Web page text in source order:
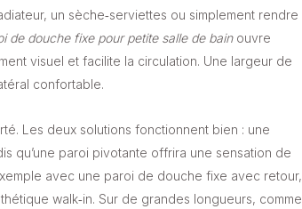
un sèche‑serviettes ou simplement rendre
de douche fixe pour petite salle de bainouvre
visuel et facilite la circulation. Une largeur de
confortable.
Les deux solutions fonctionnent bien : une
qu’une paroi pivotante offrira une sensation de
avec une paroi de douche fixe avec retour,
walk‑in. Sur de grandes longueurs, comme